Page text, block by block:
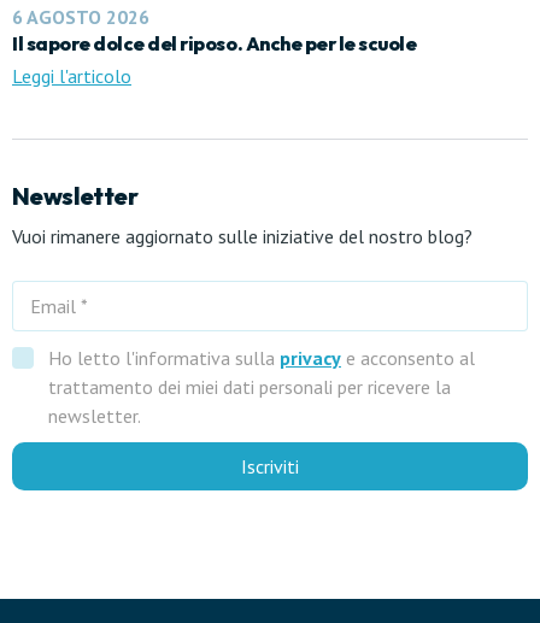
6 AGOSTO 2026
Il sapore dolce del riposo. Anche per le scuole
Leggi l'articolo
Newsletter
Vuoi rimanere aggiornato sulle iniziative del nostro blog?
Ho letto l'informativa sulla privacy e acconsento al
trattamento dei miei dati personali per ricevere la
newsletter.